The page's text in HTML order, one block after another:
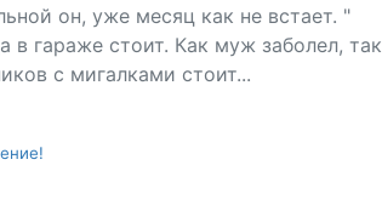
он, уже месяц как не встает. "
гараже стоит. Как муж заболел,
с мигалками стоит...